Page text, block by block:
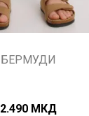
БЕРМУДИ
2.490 МКД